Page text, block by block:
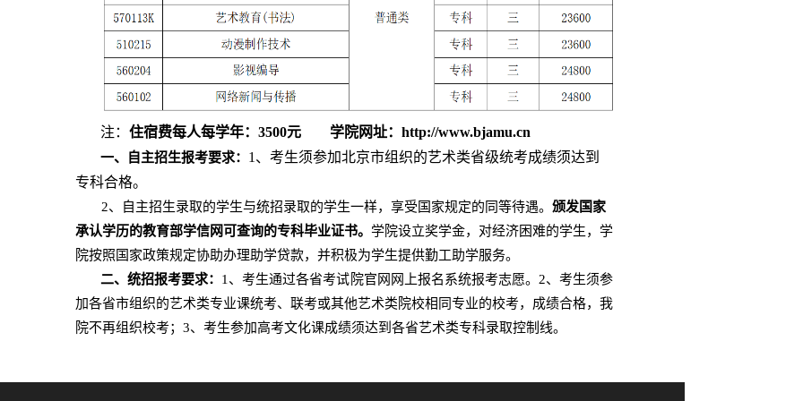
注： 住宿费每人每学年： 3500元 学院网址：http://www.bjamu.cn
一、自主招生报考要求： 1、 考生须参加北京市组织的艺术类省级统考成绩须达到
专科合格。
2、 自主招生录取的学生与统招录取的学生一样，享受国家规定的同等待遇。 颁发国家
承认学历的教育部学信网可查询的专科毕业证书。 学院设立奖学金，对经济困难的学生，学
院按照国家政策规定协助办理助学贷款，并积极为学生提供勤工助学服务。
二、统招报考要求： 1、考生通过各省考试院官网网上报名系统报考志愿。2、考生须参
加各省市组织的艺术类专业课统考、联考或其他艺术类院校相同专业的校考，成绩合格，我
院不再组织校考；3、考生参加高考文化课成绩须达到各省艺术类专科录取控制线。